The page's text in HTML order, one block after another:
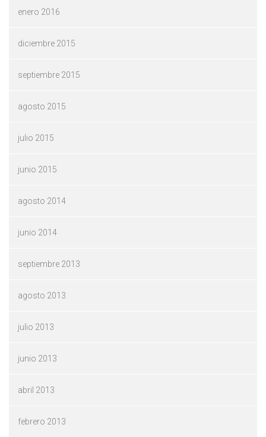
enero 2016
diciembre 2015
septiembre 2015
agosto 2015
julio 2015
junio 2015
agosto 2014
junio 2014
septiembre 2013
agosto 2013
julio 2013
junio 2013
abril 2013
febrero 2013